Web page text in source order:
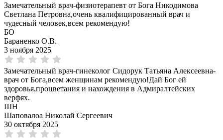
Замечательный врач-физиотерапевт от Бога Никодимова
Светлана Петровна,очень квалифицированный врач и
чудесный человек,всем рекомендую!
БО
Бараненко О.В.
3 ноября 2025
Замечательный врач-гинеколог Сидорук Татьяна Алексеевна-
врач от Бога,всем женщинам рекомендую!Дай Бог ей
здоровья,процветания и нахождения в Адмиралтейских
верфях.
ШН
Шаповалоа Николай Сергеевич
30 октября 2025